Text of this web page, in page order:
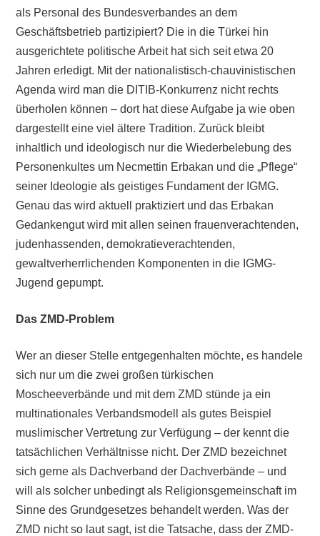
als Personal des Bundesverbandes an dem
Geschäftsbetrieb partizipiert? Die in die Türkei hin
ausgerichtete politische Arbeit hat sich seit etwa 20
Jahren erledigt. Mit der nationalistisch-chauvinistischen
Agenda wird man die DITIB-Konkurrenz nicht rechts
überholen können – dort hat diese Aufgabe ja wie oben
dargestellt eine viel ältere Tradition. Zurück bleibt
inhaltlich und ideologisch nur die Wiederbelebung des
Personenkultes um Necmettin Erbakan und die „Pflege“
seiner Ideologie als geistiges Fundament der IGMG.
Genau das wird aktuell praktiziert und das Erbakan
Gedankengut wird mit allen seinen frauenverachtenden,
judenhassenden, demokratieverachtenden,
gewaltverherrlichenden Komponenten in die IGMG-
Jugend gepumpt.
Das ZMD-Problem
Wer an dieser Stelle entgegenhalten möchte, es handele
sich nur um die zwei großen türkischen
Moscheeverbände und mit dem ZMD stünde ja ein
multinationales Verbandsmodell als gutes Beispiel
muslimischer Vertretung zur Verfügung – der kennt die
tatsächlichen Verhältnisse nicht. Der ZMD bezeichnet
sich gerne als Dachverband der Dachverbände – und
will als solcher unbedingt als Religionsgemeinschaft im
Sinne des Grundgesetzes behandelt werden. Was der
ZMD nicht so laut sagt, ist die Tatsache, dass der ZMD-